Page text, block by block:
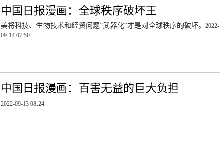
中国日报漫画：全球秩序破坏王
美将科技、生物技术和经贸问题”武器化“才是对全球秩序的破坏。 2022-
09-14 07:50
中国日报漫画：百害无益的巨大负担
2022-09-13 08:24